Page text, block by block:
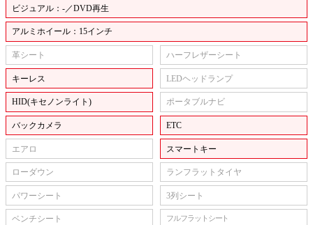
ビジュアル：-／DVD再生
アルミホイール：15インチ
革シート ハーフレザーシート
キーレス LEDヘッドランプ
HID(キセノンライト) ポータブルナビ
バックカメラ ETC
エアロ スマートキー
ローダウン ランフラットタイヤ
パワーシート 3列シート
ベンチシート フルフラットシート